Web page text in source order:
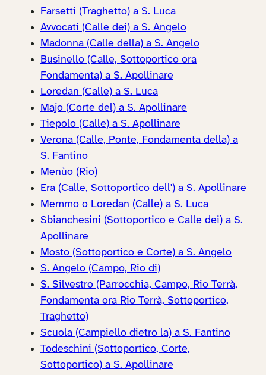
Farsetti (Traghetto) a S. Luca
Avvocati (Calle dei) a S. Angelo
Madonna (Calle della) a S. Angelo
Businello (Calle, Sottoportico ora
Fondamenta) a S. Apollinare
Loredan (Calle) a S. Luca
Majo (Corte del) a S. Apollinare
Tiepolo (Calle) a S. Apollinare
Verona (Calle, Ponte, Fondamenta della) a
S. Fantino
Menùo (Rio)
Era (Calle, Sottoportico dell') a S. Apollinare
Memmo o Loredan (Calle) a S. Luca
Sbianchesini (Sottoportico e Calle dei) a S.
Apollinare
Mosto (Sottoportico e Corte) a S. Angelo
S. Angelo (Campo, Rio di)
S. Silvestro (Parrocchia, Campo, Rio Terrà,
Fondamenta ora Rio Terrà, Sottoportico,
Traghetto)
Scuola (Campiello dietro la) a S. Fantino
Todeschini (Sottoportico, Corte,
Sottoportico) a S. Apollinare